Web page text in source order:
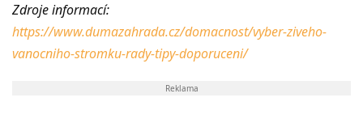
Zdroje informací:
https://www.dumazahrada.cz/domacnost/vyber-ziveho-
vanocniho-stromku-rady-tipy-doporuceni/
Reklama